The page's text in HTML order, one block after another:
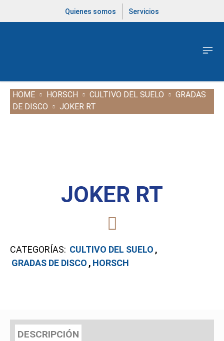
Quienes somos Servicios
HOME HORSCH CULTIVO DEL SUELO
GRADAS
DE DISCO
JOKER RT
JOKER RT
CATEGORÍAS: CULTIVO DEL SUELO ,
GRADAS DE DISCO , HORSCH
DESCRIPCIÓN